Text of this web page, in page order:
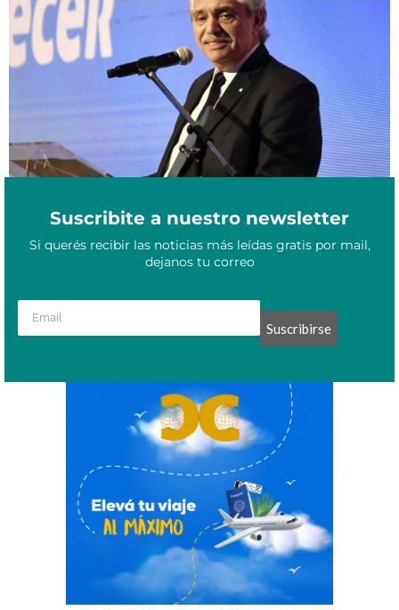
Alberto Fernández lanzó un bono de $45.000 para sectores
vulnerables
Octubre 17, 2022
Suscribite a nuestro newsletter
Si querés recibir las noticias más leídas gratis por mail,
dejanos tu correo
Suscribirse